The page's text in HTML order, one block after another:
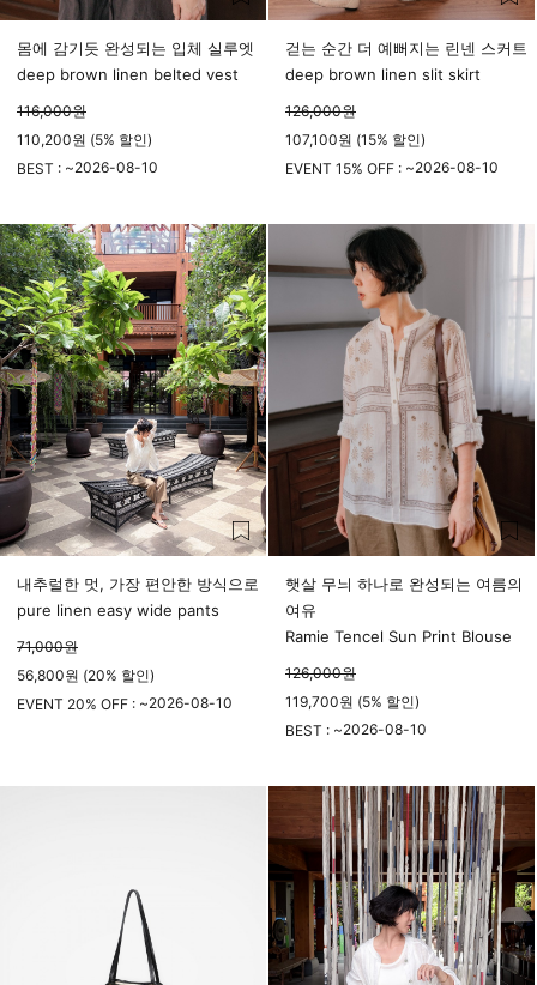
몸에 감기듯 완성되는 입체 실루엣
deep brown linen belted vest
116,000원
110,200원 (5% 할인)
BEST : ~2026-08-10
걷는 순간 더 예뻐지는 린넨 스커트
deep brown linen slit skirt
126,000원
107,100원 (15% 할인)
EVENT 15% OFF : ~2026-08-10
내추럴한 멋, 가장 편안한 방식으로
pure linen easy wide pants
71,000원
56,800원 (20% 할인)
EVENT 20% OFF : ~2026-08-10
햇살 무늬 하나로 완성되는 여름의
여유
Ramie Tencel Sun Print Blouse
126,000원
119,700원 (5% 할인)
BEST : ~2026-08-10